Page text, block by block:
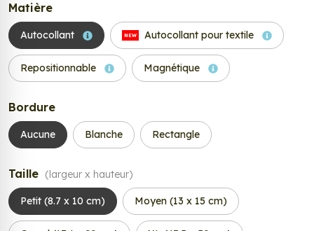
Matière
Autocollant NEW Autocollant pour textile
Repositionnable Magnétique
Bordure
Aucune Blanche Rectangle
Taille (largeur x hauteur)
Petit (8.7 x 10 cm) Moyen (13 x 15 cm)